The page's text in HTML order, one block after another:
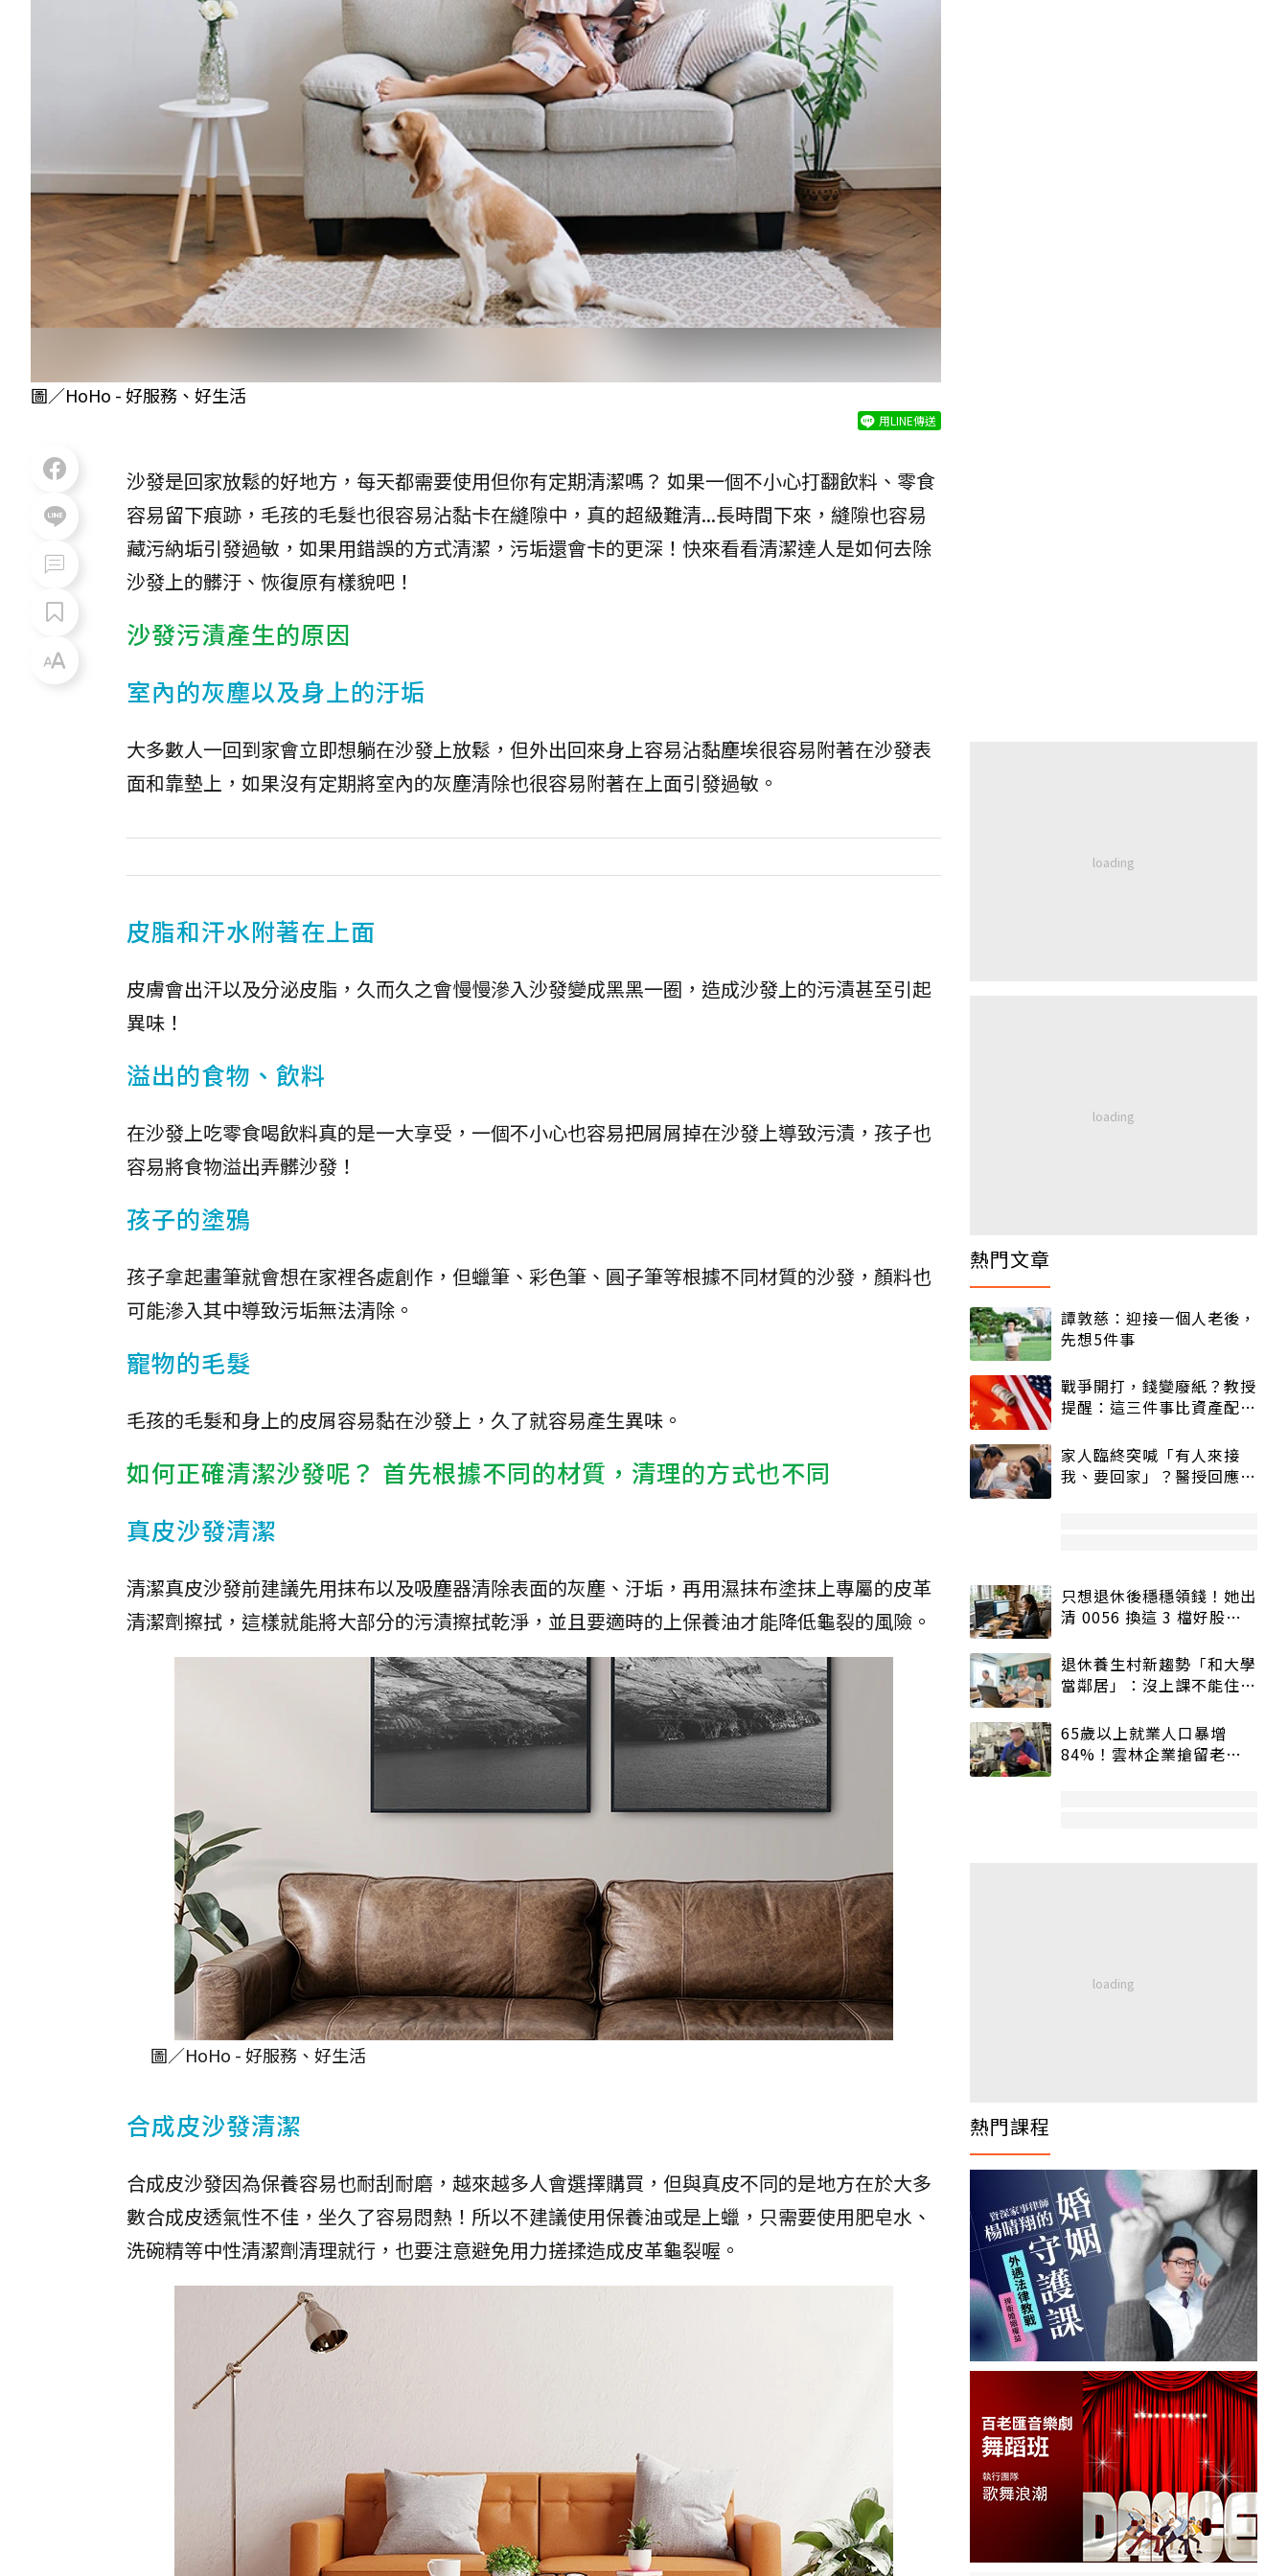
圖／HoHo - 好服務、好生活
用LINE傳送
沙發是回家放鬆的好地方，每天都需要使用但你有定期清潔嗎？ 如果一個不小心打翻飲料、零食
容易留下痕跡，毛孩的毛髮也很容易沾黏卡在縫隙中，真的超級難清...長時間下來，縫隙也容易
藏污納垢引發過敏，如果用錯誤的方式清潔，污垢還會卡的更深！快來看看清潔達人是如何去除
沙發上的髒汙、恢復原有樣貌吧！
沙發污漬產生的原因
室內的灰塵以及身上的汙垢
大多數人一回到家會立即想躺在沙發上放鬆，但外出回來身上容易沾黏塵埃很容易附著在沙發表
面和靠墊上，如果沒有定期將室內的灰塵清除也很容易附著在上面引發過敏。
皮脂和汗水附著在上面
皮膚會出汗以及分泌皮脂，久而久之會慢慢滲入沙發變成黑黑一圈，造成沙發上的污漬甚至引起
異味！
溢出的食物、飲料
在沙發上吃零食喝飲料真的是一大享受，一個不小心也容易把屑屑掉在沙發上導致污漬，孩子也
容易將食物溢出弄髒沙發！
孩子的塗鴉
孩子拿起畫筆就會想在家裡各處創作，但蠟筆、彩色筆、圓子筆等根據不同材質的沙發，顏料也
可能滲入其中導致污垢無法清除。
寵物的毛髮
毛孩的毛髮和身上的皮屑容易黏在沙發上，久了就容易產生異味。
如何正確清潔沙發呢？ 首先根據不同的材質，清理的方式也不同
真皮沙發清潔
清潔真皮沙發前建議先用抹布以及吸塵器清除表面的灰塵、汙垢，再用濕抹布塗抹上專屬的皮革
清潔劑擦拭，這樣就能將大部分的污漬擦拭乾淨，並且要適時的上保養油才能降低龜裂的風險。
圖／HoHo - 好服務、好生活
合成皮沙發清潔
合成皮沙發因為保養容易也耐刮耐磨，越來越多人會選擇購買，但與真皮不同的是地方在於大多
數合成皮透氣性不佳，坐久了容易悶熱！所以不建議使用保養油或是上蠟，只需要使用肥皂水、
洗碗精等中性清潔劑清理就行，也要注意避免用力搓揉造成皮革龜裂喔。
熱門文章
譚敦慈：迎接一個人老後，
先想5件事
戰爭開打，錢變廢紙？教授
提醒：這三件事比資產配置
家人臨終突喊「有人來接
我、要回家」？醫授回應方
只想退休後穩穩領錢！她出
清 0056 換這 3 檔好股：
退休養生村新趨勢「和大學
當鄰居」：沒上課不能住、
65歲以上就業人口暴增
84%！雲林企業搶留老員
熱門課程